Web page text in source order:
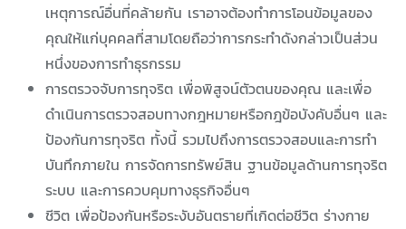
เหตุการณ์อื่นที่คล้ายกัน เราอาจต้องทำการโอนข้อมูลของ
คุณให้แก่บุคคลที่สามโดยถือว่าการกระทำดังกล่าวเป็นส่วน
หนึ่งของการทำธุรกรรม
การตรวจจับการทุจริต เพื่อพิสูจน์ตัวตนของคุณ และเพื่อ
ดำเนินการตรวจสอบทางกฎหมายหรือกฎข้อบังคับอื่นๆ และ
ป้องกันการทุจริต ทั้งนี้ รวมไปถึงการตรวจสอบและการทำ
บันทึกภายใน การจัดการทรัพย์สิน ฐานข้อมูลด้านการทุจริต
ระบบ และการควบคุมทางธุรกิจอื่นๆ
ชีวิต เพื่อป้องกันหรือระงับอันตรายที่เกิดต่อชีวิต ร่างกาย